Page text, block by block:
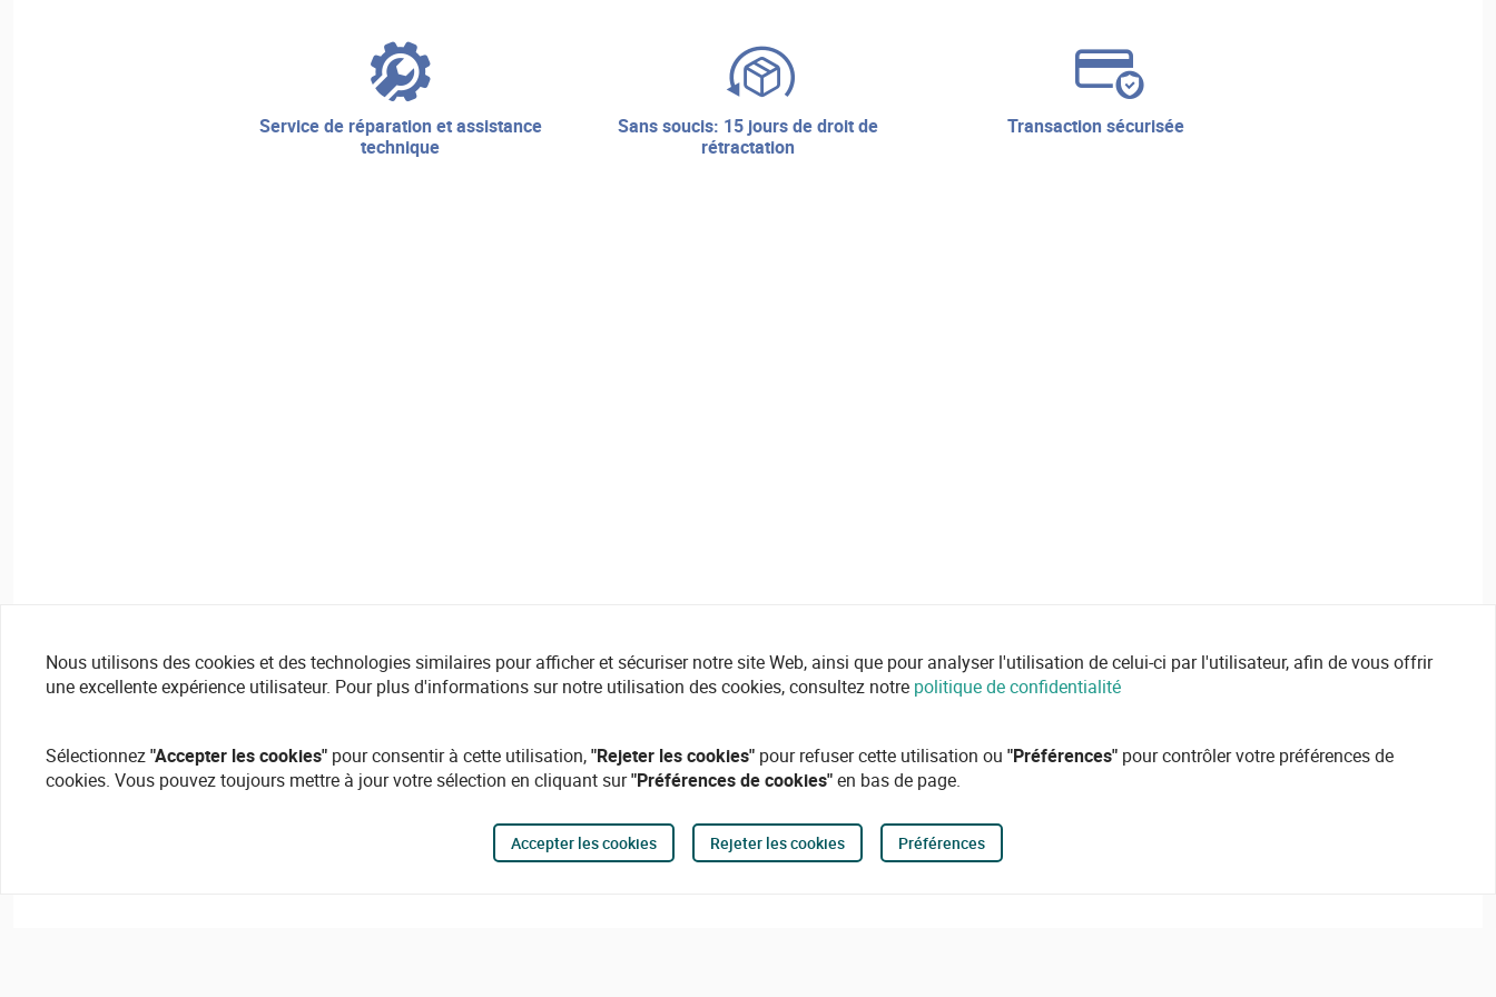
service de réparation et assistance
technique
sans soucis: 15 jours de droit de
rétractation
transaction sécurisée
Nous utilisons des cookies et des technologies similaires pour afficher et sécuriser notre site Web, ainsi que pour analyser l'utilisation de celui-ci par l'utilisateur, afin de vous offrir
une excellente expérience utilisateur. Pour plus d'informations sur notre utilisation des cookies, consultez notre politique de confidentialité
Sélectionnez"Accepter les cookies" pour consentir à cette utilisation,"Rejeter les cookies" pour refuser cette utilisation ou "Préférences" pour contrôler votre préférences de
cookies. Vous pouvez toujours mettre à jour votre sélection en cliquant sur"Préférences de cookies"en bas de page.
Accepter les cookies Rejeter les cookies Préférences